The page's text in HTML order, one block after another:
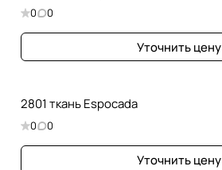
0 0
Уточнить цену
2801 ткань Espocada
0 0
Уточнить цену